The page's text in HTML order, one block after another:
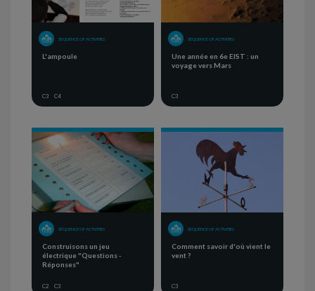
SEQUENCE OF ACTIVITIES
L'ampoule
C3 C4
SEQUENCE OF ACTIVITIES
Une année en 6e EIST : un
voyage vers Mars
C3
SEQUENCE OF ACTIVITIES
Construisons un jeu
électrique "Questions -
Réponses"
C2 C3
SEQUENCE OF ACTIVITIES
Comment savoir d'où vient le
vent ?
C3